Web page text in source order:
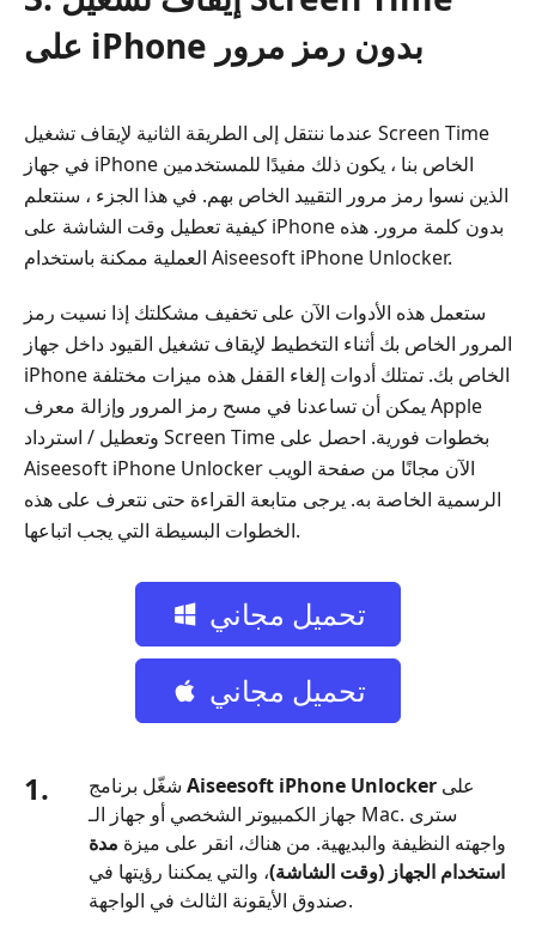
على iPhone بدون رمز مرور
عندما ننتقل إلى الطريقة الثانية لإيقاف تشغيل Screen Time
في جهاز iPhone الخاص بنا ، يكون ذلك مفيدًا للمستخدمين
الذين نسوا رمز مرور التقييد الخاص بهم. في هذا الجزء ، سنتعلم
كيفية تعطيل وقت الشاشة على iPhone بدون كلمة مرور. هذه
العملية ممكنة باستخدام Aiseesoft iPhone Unlocker.
ستعمل هذه الأدوات الآن على تخفيف مشكلتك إذا نسيت رمز
المرور الخاص بك أثناء التخطيط لإيقاف تشغيل القيود داخل جهاز
iPhone الخاص بك. تمتلك أدوات إلغاء القفل هذه ميزات مختلفة
يمكن أن تساعدنا في مسح رمز المرور وإزالة معرف Apple
وتعطيل / استرداد Screen Time بخطوات فورية. احصل على
Aiseesoft iPhone Unlocker الآن مجانًا من صفحة الويب
الرسمية الخاصة به. يرجى متابعة القراءة حتى نتعرف على هذه
الخطوات البسيطة التي يجب اتباعها.
تحميل مجاني
تحميل مجاني
1. Aiseesoft iPhone Unlocker
جهاز الكمبيوتر الشخصي أو جهاز الـ Mac. سترى
واجهته النظيفة والبديهية. من هناك، انقر على ميزة مدة
استخدام الجهاز (وقت الشاشة)، والتي يمكننا رؤيتها في
صندوق الأيقونة الثالث في الواجهة.